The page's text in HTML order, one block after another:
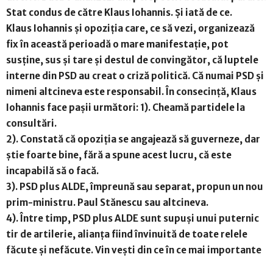
Stat condus de către Klaus Iohannis. Și iată de ce.
Klaus Iohannis și opoziția care, ce să vezi, organizează
fix în această perioadă o mare manifestație, pot
susține, sus și tare și destul de convingător, că luptele
interne din PSD au creat o criză politică. Că numai PSD și
nimeni altcineva este responsabil. În consecință, Klaus
Iohannis face pașii următori: 1). Cheamă partidele la
consultări.
2). Constată că opoziția se angajează să guverneze, dar
știe foarte bine, fără a spune acest lucru, că este
incapabilă să o facă.
3). PSD plus ALDE, împreună sau separat, propun un nou
prim-ministru. Paul Stănescu sau altcineva.
4). Între timp, PSD plus ALDE sunt supuși unui puternic
tir de artilerie, alianța fiind învinuită de toate relele
făcute și nefăcute. Vin vești din ce în ce mai importante